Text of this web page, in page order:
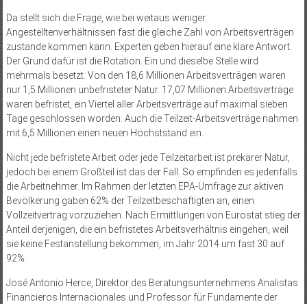
Da stellt sich die Frage, wie bei weitaus weniger
Angestelltenverhältnissen fast die gleiche Zahl von Arbeitsverträgen
zustande kommen kann. Experten geben hierauf eine klare Antwort:
Der Grund dafür ist die Rotation. Ein und dieselbe Stelle wird
mehrmals besetzt. Von den 18,6 Millionen Arbeitsverträgen waren
nur 1,5 Millionen unbefristeter Natur. 17,07 Millionen Arbeitsverträge
waren befristet, ein Viertel aller Arbeitsverträge auf maximal sieben
Tage geschlossen worden. Auch die Teilzeit-Arbeitsverträge nahmen
mit 6,5 Millionen einen neuen Höchststand ein.
Nicht jede befristete Arbeit oder jede Teilzeitarbeit ist prekärer Natur,
jedoch bei einem Großteil ist das der Fall. So empfinden es jedenfalls
die Arbeitnehmer. Im Rahmen der letzten EPA-Umfrage zur aktiven
Bevölkerung gaben 62% der Teilzeitbeschäftigten an, einen
Vollzeitvertrag vorzuziehen. Nach Ermittlungen von Euro­stat stieg der
Anteil derjenigen, die ein befristetes Arbeitsverhältnis eingehen, weil
sie keine Festanstellung bekommen, im Jahr 2014 um fast 30 auf
92%.
José Antonio Herce, Direktor des Beratungsunternehmens Analistas
Financieros Internacionales und Professor für Fundamente der